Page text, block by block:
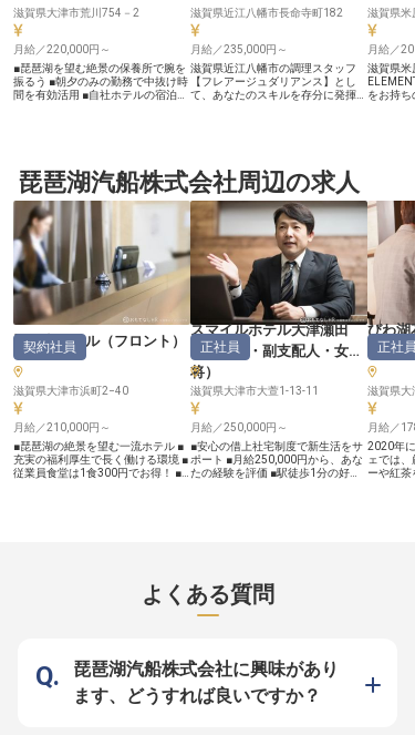
滋賀県大津市荒川754－2
月給／220,000円～
■琵琶湖を望む絶景の保養所で腕を
振るう ■朝夕のみの勤務で中抜け時
間を有効活用 ■自社ホテルの宿泊補
西荘」で、お客様の大切な時間を彩
るお料理をご提供いただきます。
朝食と夕食の調理を担当し、食材の
仕入れから盛り付けまで幅広い業務
に携わっていただきます。旬の食材
を活かした料理で、お客様に感動と
癒しのひとときをお届けしましょ
う。 三菱電機の保養所ならではの
落ち着いた雰囲気の中で、あなたの
調理経験を存分に発揮できる環境で
す。 ーー【ワークライフバランス
を大切にできる環境で、プロの技を
磨く】 朝6時～10時、夕方16時～
20時の勤務で、間の6時間は自由時
間！家事や趣味、自己研鑽など、プ
ライベートの時間を充実させながら
働けます。 琵琶湖周辺の豊かな自
然環境のなかで、調理のプロとして
腕を磨きながら、ゆとりある生活を
実現できます。 社員同士の温かな
人間関係の中で、おもてなしの心を
大切にした料理の腕を磨きません
か？ 自社ホテルの宿泊補助制度も
あり、プライベートの旅行も充実で
滋賀県近江八幡市長命寺町182
月給／235,000円～
滋賀県近江八幡市の調理スタッフ
【フレアージュダリアンス】とし
て、あなたのスキルを存分に発揮し
携わり、店舗運営のマネジメントス
キルも磨けます。様々なイベントで
お客様に感動を提供し、スキルアッ
プを目指したい方を歓迎します。
※2025年5月19日時点の情報です
滋賀県米
月給／
滋賀県米
をお持ち
あなたの
く、やり
※2024
琵琶湖汽船株式会社周辺の求人
琵琶湖ホテル（フロント ）
契約社員
滋賀県大津市浜町2−40
月給／210,000円～
■琵琶湖の絶景を望む一流ホテル ■
充実の福利厚生で長く働ける環境 ■
従業員食堂は1食300円でお得！ ■
パ受付など、ホスピタリティの最前
線でお客様をお迎えします。 四季
「また来たい」という言葉が、私た
ちの何よりの喜びです。 ーー【多
彩なスキルを磨き、ホテリエとして
の成長を実感】 フロント業務だけ
スマイルホテル大津瀬田
（支配人・副支配人・女
将）
正社員
滋賀県大津市大萱1-13-11
月給／250,000円～
■安心の借上社宅制度で新生活をサ
ポート ■月給250,000円から、あな
たの経験を評価 ■駅徒歩1分の好立
ていただけるよう、細やかな気配り
と温かい笑顔を大切にしています。
副支配人として、お客様一人ひとり
いませんか。 あなたのホスピタリ
ティが、お客様の旅をより豊かなも
のに変える力となります。 ーー
【成長を支える環境と、未来を描く
びわ湖
タッフ
正社員
滋賀県大
月給／
2020年
ェでは
ーや紅茶
よくある質問
琵琶湖汽船株式会社に興味があり
ます、どうすれば良いですか？